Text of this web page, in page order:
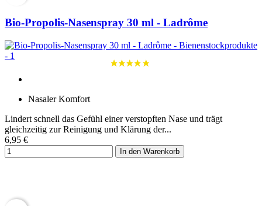
Bio-Propolis-Nasenspray 30 ml - Ladrôme
Nasaler Komfort
Lindert schnell das Gefühl einer verstopften Nase und trägt
gleichzeitig zur Reinigung und Klärung der...
6,95 €
In den Warenkorb